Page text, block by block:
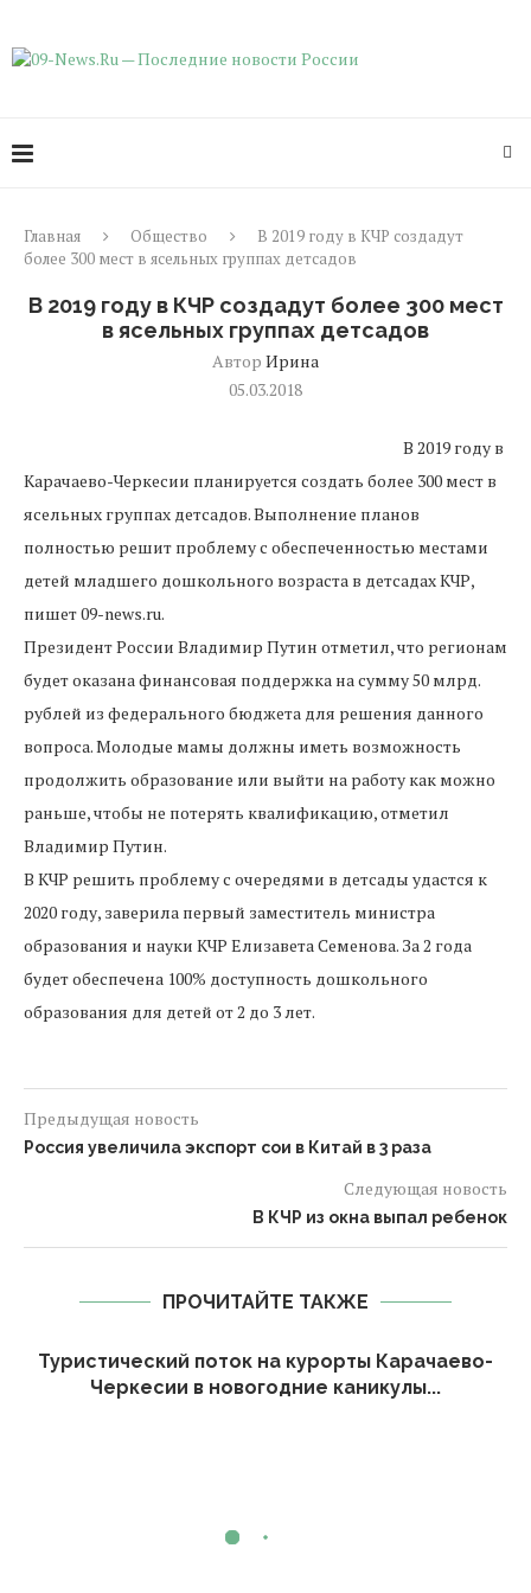
Главная Общество
В 2019 году в КЧР создадут
более 300 мест в ясельных группах детсадов
В 2019 году в КЧР создадут более 300 мест
в ясельных группах детсадов
Автор Ирина
05.03.2018
В 2019 году в
Карачаево-Черкесии планируется создать более 300 мест в
ясельных группах детсадов. Выполнение планов
полностью решит проблему с обеспеченностью местами
детей младшего дошкольного возраста в детсадах КЧР,
пишет 09-news.ru.
Президент России Владимир Путин отметил, что регионам
будет оказана финансовая поддержка на сумму 50 млрд.
рублей из федерального бюджета для решения данного
вопроса. Молодые мамы должны иметь возможность
продолжить образование или выйти на работу как можно
раньше, чтобы не потерять квалификацию, отметил
Владимир Путин.
В КЧР решить проблему с очередями в детсады удастся к
2020 году, заверила первый заместитель министра
образования и науки КЧР Елизавета Семенова. За 2 года
будет обеспечена 100% доступность дошкольного
образования для детей от 2 до 3 лет.
Предыдущая новость
Россия увеличила экспорт сои в Китай в 3 раза
Следующая новость
В КЧР из окна выпал ребенок
ПРОЧИТАЙТЕ ТАКЖЕ
Туристический поток на курорты Карачаево-
Черкесии в новогодние каникулы...